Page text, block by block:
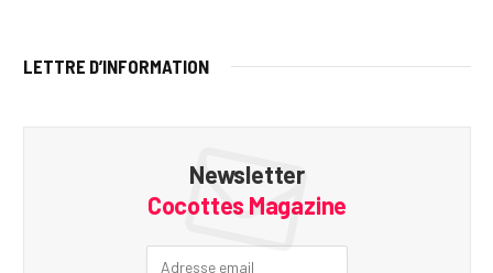
LETTRE D’INFORMATION
Newsletter
Cocottes Magazine